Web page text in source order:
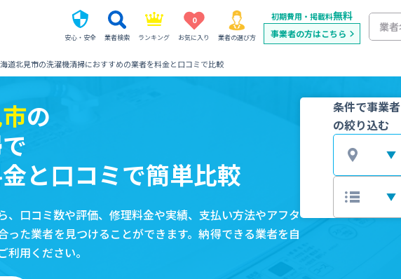
安心・安全 業者検索 ランキング
0
お気に入り 業者の選び方
初期費用・掲載料無料
事業者の方はこちら
道北見市の洗濯機清掃におすすめの業者を料金と口コミで比較
の
と口コミで簡単比較
、口コミ数や評価、修理料金や実績、支払い方法やアフタ
った業者を見つけることができます。納得できる業者を自
用ください。
条件で事業者
の絞り込む